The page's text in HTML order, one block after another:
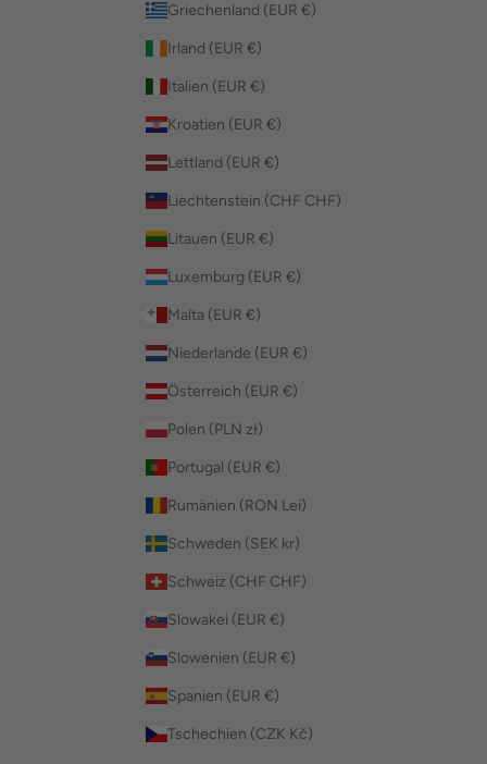
Griechenland (EUR €)
Irland (EUR €)
Italien (EUR €)
Kroatien (EUR €)
Lettland (EUR €)
Liechtenstein (CHF CHF)
Litauen (EUR €)
Luxemburg (EUR €)
Malta (EUR €)
Niederlande (EUR €)
Österreich (EUR €)
Polen (PLN zł)
Portugal (EUR €)
Rumänien (RON Lei)
Schweden (SEK kr)
Schweiz (CHF CHF)
Slowakei (EUR €)
Slowenien (EUR €)
Spanien (EUR €)
Tschechien (CZK Kč)